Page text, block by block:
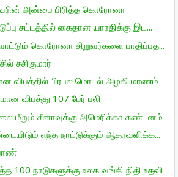
அன்பை பிரித்த கொரோனா
சட்டத்தில் கைதான .பாரதிக்கு இட...
கொரோனா சிறுவர்களை பாதிப்பத...
சசிகுமார்
விபத்தில் பிரபல மொடல் அழகி மரணம்
விபத்து 107 பேர் பலி
மீறும் சீனாவுக்கு அமெரிக்கா கண்டனம்
எந்த நாட்டுக்கும் ஆதரவளிக்க...
100 நாடுகளுக்கு உலக வங்கி நிதி உதவி